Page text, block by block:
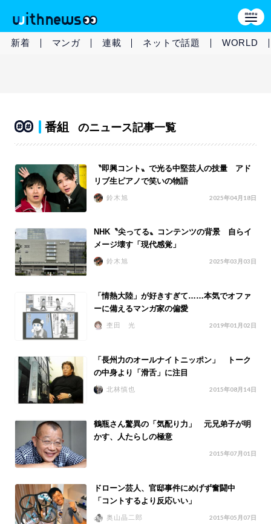
新着 マンガ 連載 ネットで話題 WORLD
番組 のニュース記事一覧
〝即興コント〟で光る中堅芸人の技量 アド
リブ生ピアノで笑いの物語
鈴木旭 2025年04月18日
NHK〝尖ってる〟コンテンツの背景 自らイ
メージ壊す「現代感覚」
鈴木旭 2025年03月03日
「情熱大陸」が好きすぎて……本気でオファ
ーに備えるマンガ家の偏愛
杢田 光 2019年01月02日
「長州力のオールナイトニッポン」 トーク
の中身より「滑舌」に注目
北林慎也 2015年08月14日
鶴瓶さん驚異の「気配り力」 元兄弟子が明
かす、人たらしの極意
2015年07月01日
ドローン芸人、官邸事件にめげず奮闘中
「コントするより反応いい」
奥山晶二郎 2015年05月07日